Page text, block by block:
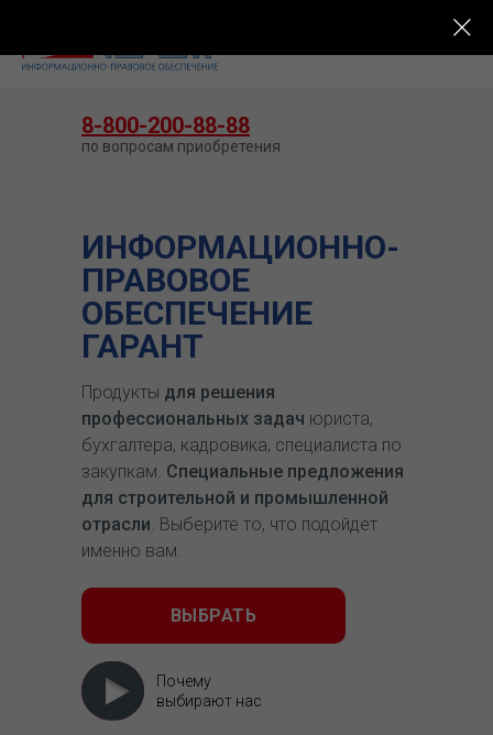
ИНФОРМАЦИОННО-
ПРАВОВОЕ
ОБЕСПЕЧЕНИЕ
ГАРАНТ
Продукты для решения
профессиональных задач юриста,
бухгалтера, кадровика, специалиста по
закупкам. Специальные предложения
для строительной и промышленной
отрасли. Выберите то, что подойдет
именно вам.
ВЫБРАТЬ
Почему
выбирают нас
8-800-200-88-88
по вопросам приобретения